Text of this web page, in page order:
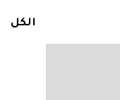
الكل